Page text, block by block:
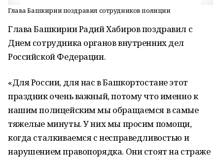
Глава Башкирии поздравил сотрудников полиции
Глава Башкирии Радий Хабиров поздравил с
Днем сотрудника органов внутренних дел
Российской Федерации.
«Для России, для нас в Башкортостане этот
праздник очень важный, потому что именно к
нашим полицейским мы обращаемся в самые
тяжелые минуты. У них мы просим помощи,
когда сталкиваемся с несправедливостью и
нарушением правопорядка. Они стоят на страже